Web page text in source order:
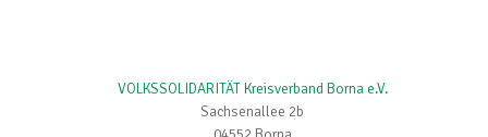
VOLKSSOLIDARITÄT Kreisverband Borna e.V.
Sachsenallee 2b